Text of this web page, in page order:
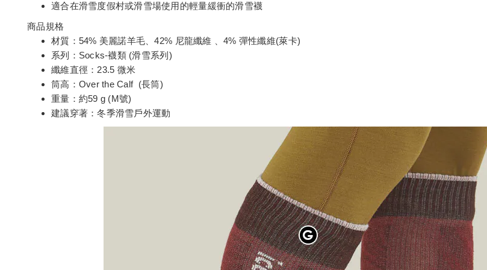
適合在滑雪度假村或滑雪場使用的輕量緩衝的滑雪襪
商品規格
材質：54% 美麗諾羊毛、42% 尼龍纖維 、4% 彈性纖維(萊卡)
系列：Socks-襪類 (滑雪系列)
纖維直徑：23.5 微米
筒高：Over the Calf (長筒)
重量：約59 g (M號)
建議穿著：冬季滑雪戶外運動